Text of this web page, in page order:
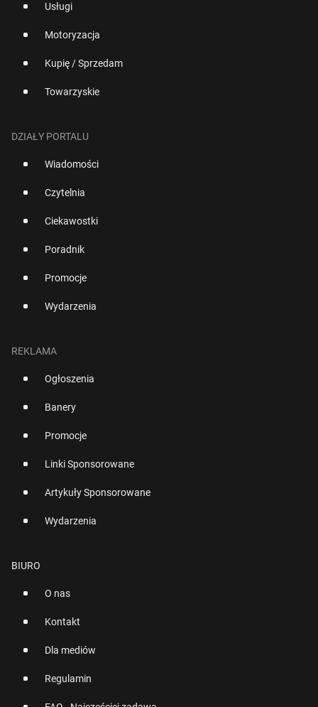
Usługi
Motoryzacja
Kupię / Sprzedam
Towarzyskie
DZIAŁY PORTALU
Wiadomości
Czytelnia
Ciekawostki
Poradnik
Promocje
Wydarzenia
REKLAMA
Ogłoszenia
Banery
Promocje
Linki Sponsorowane
Artykuły Sponsorowane
Wydarzenia
BIURO
O nas
Kontakt
Dla mediów
Regulamin